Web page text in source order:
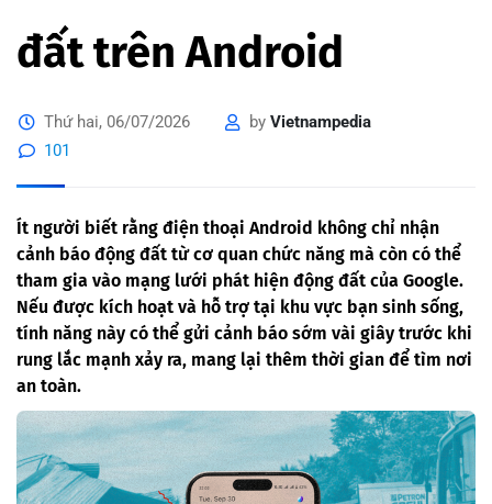
đất trên Android
Thứ hai, 06/07/2026 by Vietnampedia
101
Ít người biết rằng điện thoại Android không chỉ nhận
cảnh báo động đất từ cơ quan chức năng mà còn có thể
tham gia vào mạng lưới phát hiện động đất của Google.
Nếu được kích hoạt và hỗ trợ tại khu vực bạn sinh sống,
tính năng này có thể gửi cảnh báo sớm vài giây trước khi
rung lắc mạnh xảy ra, mang lại thêm thời gian để tìm nơi
an toàn.